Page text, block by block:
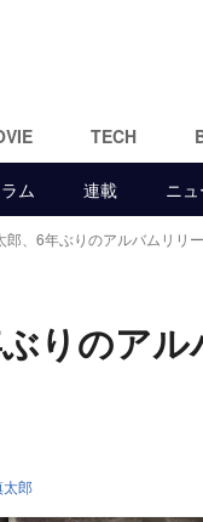
TECH
ム 連載 ニ
郎、6年ぶりのアルバムリリ
りのア
太郎